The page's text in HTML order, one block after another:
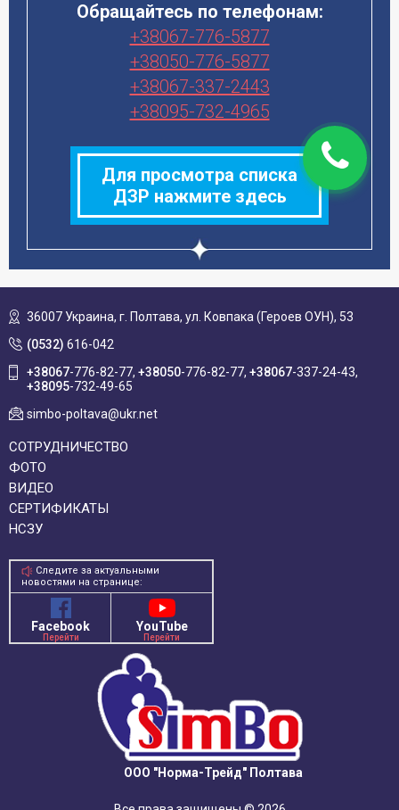
Обращайтесь по телефонам:
+38067-776-5877
+38050-776-5877
+38067-337-2443
+38095-732-4965
Для просмотра списка
ДЗР нажмите здесь
36007 Украина, г. Полтава, ул. Ковпака (Героев ОУН), 53
(0532) 616-042
+38067-776-82-77 +38050-776-82-77 +38067-337-24-43
+38095-732-49-65
simbo-poltava@ukr.net
СОТРУДНИЧЕСТВО
ФОТО
ВИДЕО
СЕРТИФИКАТЫ
НСЗУ
Следите за актуальными
новостями на странице:
Facebook
Перейти
YouTube
Перейти
ООО "Норма-Трейд" Полтава